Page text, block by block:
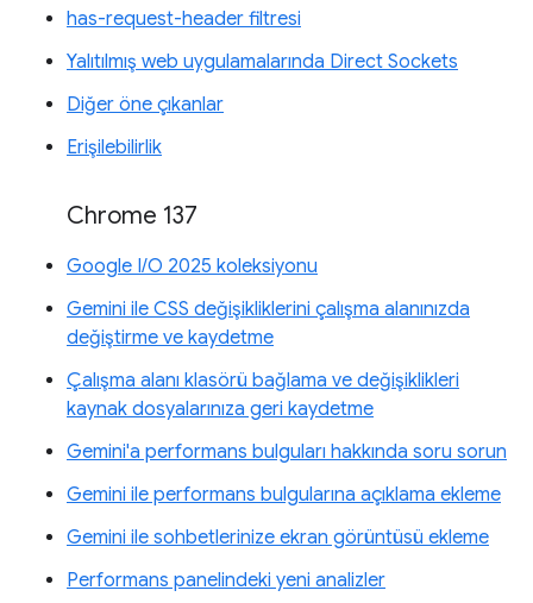
has-request-header filtresi
Yalıtılmış web uygulamalarında Direct Sockets
Diğer öne çıkanlar
Erişilebilirlik
Chrome 137
Google I/O 2025 koleksiyonu
Gemini ile CSS değişikliklerini çalışma alanınızda
değiştirme ve kaydetme
Çalışma alanı klasörü bağlama ve değişiklikleri
kaynak dosyalarınıza geri kaydetme
Gemini'a performans bulguları hakkında soru sorun
Gemini ile performans bulgularına açıklama ekleme
Gemini ile sohbetlerinize ekran görüntüsü ekleme
Performans panelindeki yeni analizler